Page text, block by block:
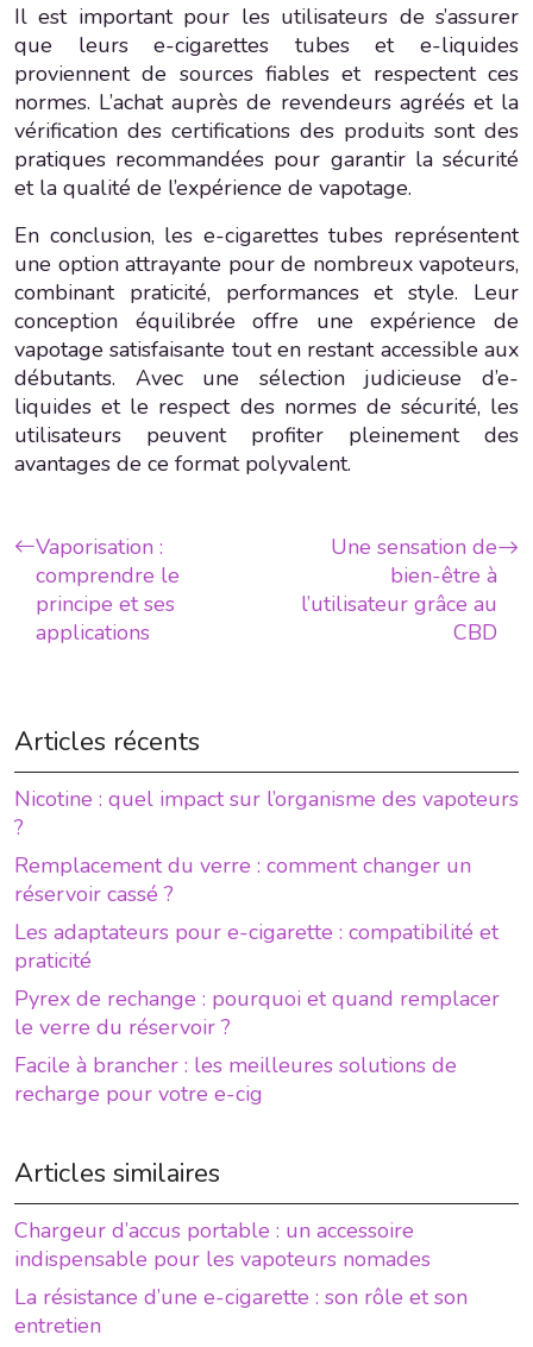
Il est important pour les utilisateurs de s’assurer
que leurs e-cigarettes tubes et e-liquides
proviennent de sources fiables et respectent ces
normes. L’achat auprès de revendeurs agréés et la
vérification des certifications des produits sont des
pratiques recommandées pour garantir la sécurité
et la qualité de l’expérience de vapotage.
En conclusion, les e-cigarettes tubes représentent
une option attrayante pour de nombreux vapoteurs,
combinant praticité, performances et style. Leur
conception équilibrée offre une expérience de
vapotage satisfaisante tout en restant accessible aux
débutants. Avec une sélection judicieuse d’e-
liquides et le respect des normes de sécurité, les
utilisateurs peuvent profiter pleinement des
avantages de ce format polyvalent.
Vaporisation :
comprendre le
principe et ses
applications
Une sensation de
bien-être à
l’utilisateur grâce au
CBD
Articles récents
Nicotine : quel impact sur l’organisme des vapoteurs
?
Remplacement du verre : comment changer un
réservoir cassé ?
Les adaptateurs pour e-cigarette : compatibilité et
praticité
Pyrex de rechange : pourquoi et quand remplacer
le verre du réservoir ?
Facile à brancher : les meilleures solutions de
recharge pour votre e-cig
Articles similaires
Chargeur d’accus portable : un accessoire
indispensable pour les vapoteurs nomades
La résistance d’une e-cigarette : son rôle et son
entretien